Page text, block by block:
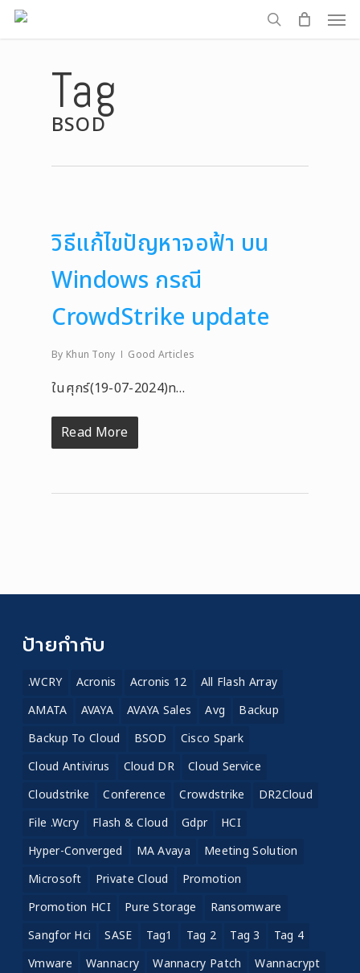
Skip
to
search
Tag
BSOD
วิธีแก้ไขปัญหาจอฟ้า บน
Windows กรณี
CrowdStrike update
By Khun Tony Good Articles
ในศุกร์(19-07-2024)ท…
Read More
ป้ายกำกับ
.WCRY Acronis Acronis 12
All Flash Array
AMATA
AVAYA AVAYA Sales Avg
Backup
Backup To Cloud
BSOD
Cisco Spark
Cloud Antivirus
Cloud DR
Cloud Service
Cloudstrike
Conference Crowdstrike
DR2Cloud
File .wcry
Flash & Cloud Gdpr
HCI
Hyper-Converged
MA Avaya
Meeting Solution
Microsoft
Private Cloud
Promotion
Promotion HCI
Pure Storage
Ransomware
Sangfor Hci
SASE Tag1 Tag 2 Tag 3
Tag 4
Vmware
Wannacry Wannacry Patch
Wannacrypt